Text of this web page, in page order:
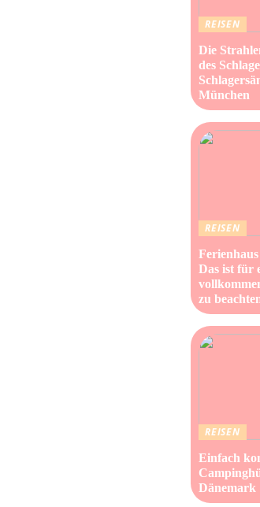
REISEN
Die
des
München
REISEN
Das ist für
zu
REISEN
Einfach
Dänemark